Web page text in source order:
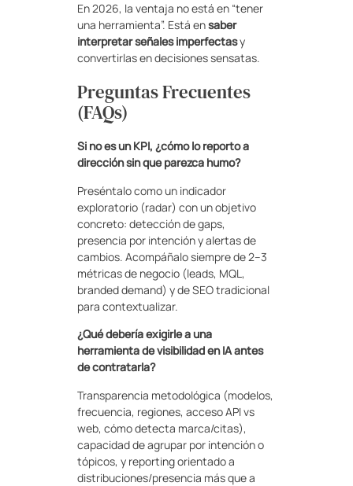
En 2026, la ventaja no está en “tener
una herramienta”. Está ensaber
interpretar señales imperfectasy
convertirlas en decisiones sensatas.
Preguntas Frecuentes
(FAQs)
Si no es un KPI, ¿cómo lo reporto a
dirección sin que parezca humo?
Preséntalo como un indicador
exploratorio (radar) con un objetivo
concreto: detección de gaps,
presencia por intención y alertas de
cambios. Acompáñalo siempre de 2–3
métricas de negocio (leads, MQL,
branded demand) y deSEOtradicional
para contextualizar.
¿Qué debería exigirle a una
herramienta de visibilidad en IA antes
de contratarla?
Transparencia metodológica (modelos,
frecuencia, regiones, acceso API vs
web, cómo detecta marca/citas),
capacidad de agrupar por intención o
tópicos, y reporting orientado a
distribuciones/presencia más que a